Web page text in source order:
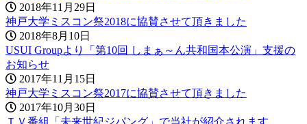
2018年11月29日
神戸大学ミスコン祭2018に協賛させて頂きました
2018年8月10日
USUI Groupより「第10回 しまぁ～ん共和国本公演」支援の
お知らせ
2017年11月15日
神戸大学ミスコン祭2017に協賛させて頂きました
2017年10月30日